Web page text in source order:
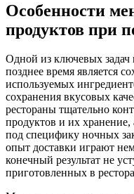
Особенности
продуктов при
Одной из ключевых задач
позднее время является
используемых
сохранения вкусовых
рестораны тщательно
продуктов и их хранение,
под специфику ночных
опыт доставки играют
конечный результат не
приготовленных в